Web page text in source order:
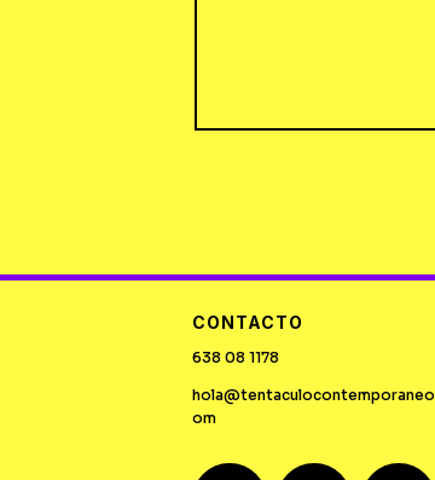
CONTACTO
638 08 1178
om